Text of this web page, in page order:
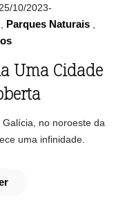
10/2023-
Parques Naturais,
Uma Cidade
no noroeste da
uma infinidade.